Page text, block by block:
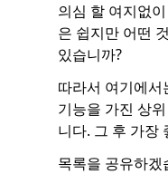
의심 할 여지없
은 쉽지만 어떤
있습니까?
따라서 여기에
기능을 가진 상
니다. 그 후 가장
목록을 공유하겠